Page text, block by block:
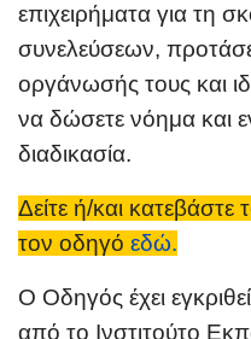
επιχειρήματα για τη
συνελεύσεων,
οργάνωσής τους και
να δώσετε νόημα και
διαδικασία.
Δείτε ή/και κατεβάστε
τον οδηγό εδώ.
Ο Οδηγός έχει
από το Ινστιτούτο